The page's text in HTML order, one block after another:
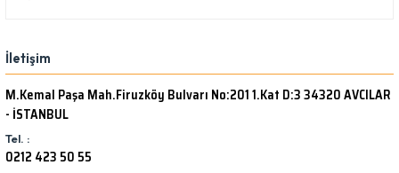
İletişim
M.Kemal Paşa Mah.Firuzköy Bulvarı No:201 1.Kat D:3 34320 AVCILAR
- İSTANBUL
Tel. :
0212 423 50 55